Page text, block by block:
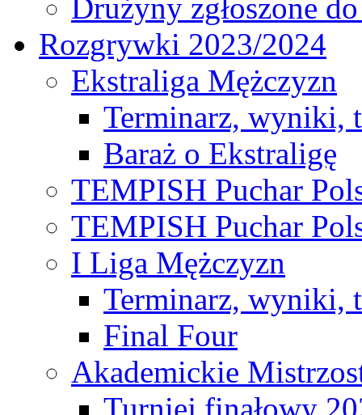
Drużyny zgłoszone
Rozgrywki 2023/2024
Ekstraliga Mężczyzn
Terminarz, wyniki,
Baraż o Ekstraligę
TEMPISH Puchar
TEMPISH Puchar
I Liga Mężczyzn
Terminarz, wyniki,
Final Four
Akademickie
Turniej finałowy